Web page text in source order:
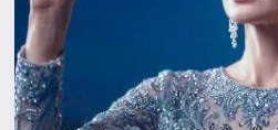
Артисты
Рейтинги